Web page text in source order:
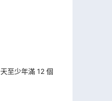
至少年滿 12 個